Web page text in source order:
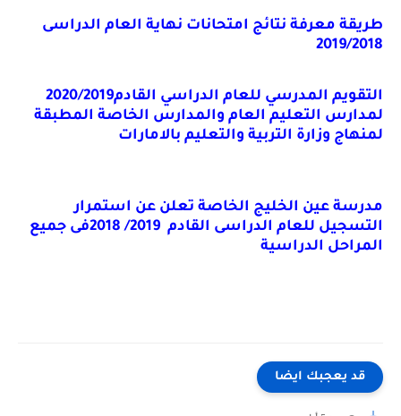
طريقة معرفة نتائج امتحانات نهاية العام الدراسى
2019/2018
التقويم المدرسي للعام الدراسي القادم2020/2019
لمدارس التعليم العام والمدارس الخاصة المطبقة
لمنهاج وزارة التربية والتعليم بالامارات
مدرسة عين الخليج الخاصة تعلن عن استمرار
التسجيل للعام الدراسى القادم 2019/ 2018فى جميع
المراحل الدراسية
قد يعجبك ايضا